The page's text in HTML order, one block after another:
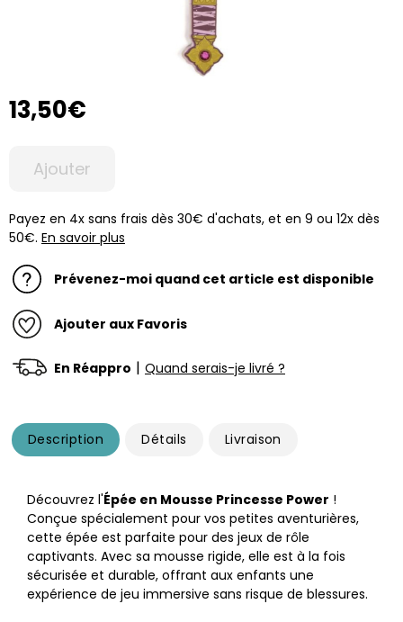
13,50€
Ajouter
Payez en 4x sans frais dès 30€ d'achats, et en 9 ou 12x dès
50€. En savoir plus
Prévenez-moi quand cet article est disponible
Ajouter aux Favoris
En Réappro | Quand serais-je livré ?
Description Détails Livraison
Découvrez l'Épée en Mousse Princesse Power !
Conçue spécialement pour vos petites aventurières,
cette épée est parfaite pour des jeux de rôle
captivants. Avec sa mousse rigide, elle est à la fois
sécurisée et durable, offrant aux enfants une
expérience de jeu immersive sans risque de blessures.